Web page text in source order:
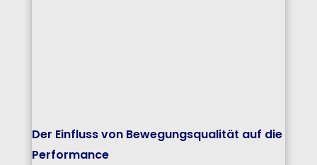
Der Einfluss von Bewegungsqualität auf die
Performance